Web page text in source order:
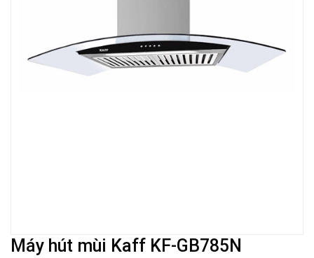
Máy hút mùi Kaff KF-GB785N